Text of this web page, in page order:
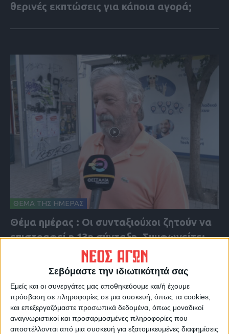
Σεβόμαστε την ιδιωτικότητά σας
Εμείς και οι συνεργάτες μας αποθηκεύουμε και/ή έχουμε
πρόσβαση σε πληροφορίες σε μια συσκευή, όπως τα cookies,
και επεξεργαζόμαστε προσωπικά δεδομένα, όπως μοναδικοί
αναγνωριστικοί και προσαρμοσμένες πληροφορίες που
αποστέλλονται από μια συσκευή για εξατομικευμένες διαφημίσεις
θερινές εκπτώσεις για κάποια αγορά;
ΘΕΜΑ ΤΗΣ ΗΜΕΡΑΣ
Θέμα ημέρας : Οι συνταξιούχοι ζητούν να
επιστραφεί η 13η σύνταξη. Συμφωνείτε;